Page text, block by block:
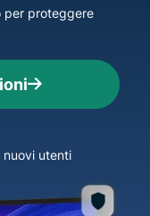
per proteggere
nuovi utenti